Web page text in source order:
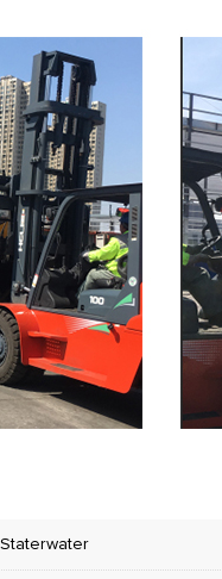
Staterwater